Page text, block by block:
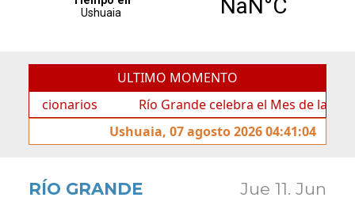
ULTIMO MOMENTO
Río Grande celebra el Mes de las Infancias
Ushuaia, 07 agosto 2026 04:41:04
RÍO GRANDE Jue 11. Jun